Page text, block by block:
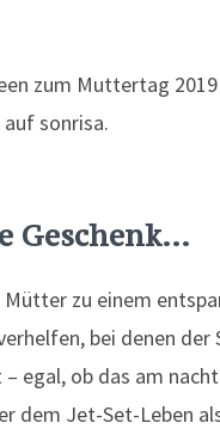
Geschenk…
zu einem
bei denen der
egal, ob das am
dem Jet-Set-Leben